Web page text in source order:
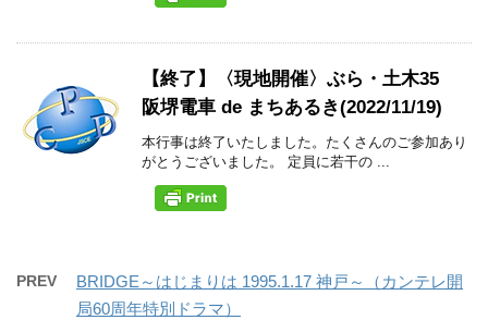
【終了】〈現地開催〉ぶら・土木35
阪堺電車 de まちあるき(2022/11/19)
本行事は終了いたしました。たくさんのご参加あり
がとうございました。 定員に若干の ...
PREV
BRIDGE～はじまりは 1995.1.17 神戸～（カンテレ開
局60周年特別ドラマ）